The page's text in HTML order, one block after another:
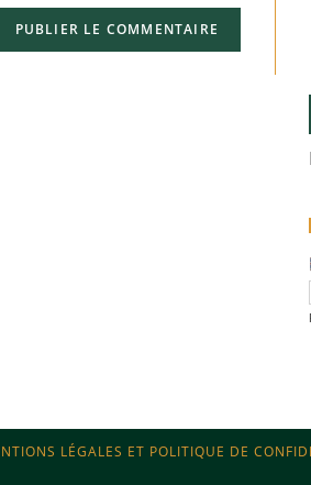
LÉGALES ET POLITIQUE DE